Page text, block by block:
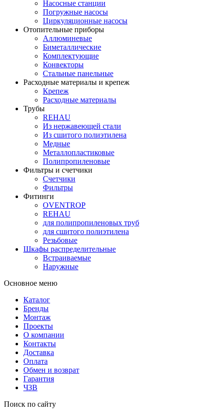
Насосные станции
Погружные насосы
Циркуляционные насосы
Отопительные приборы
Аллюминевые
Биметаллические
Комплектующие
Конвекторы
Стальные панельные
Расходные материалы и крепеж
Крепеж
Расходные материалы
Трубы
REHAU
Из нержавеющей стали
Из сшитого полиэтилена
Медные
Металлопластиковые
Полипропиленовые
Фильтры и счетчики
Счетчики
Фильтры
Фитинги
OVENTROP
REHAU
для полипропиленовых труб
для сшитого полиэтилена
Резьбовые
Шкафы распределительные
Встраиваемые
Наружные
Основное меню
Каталог
Бренды
Монтаж
Проекты
О компании
Контакты
Доставка
Оплата
Обмен и возврат
Гарантия
ЧЗВ
Поиск по сайту